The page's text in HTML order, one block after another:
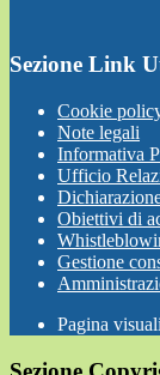
Sezione Link
Cookie
Note legali
Informativa
Ufficio
Obiettivi di
Gestione
Pagina